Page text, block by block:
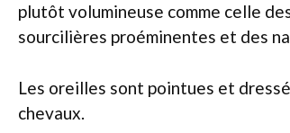
plutôt volumineuse comme celle
sourcilières proéminentes et des
Les oreilles sont pointues et
chevaux.